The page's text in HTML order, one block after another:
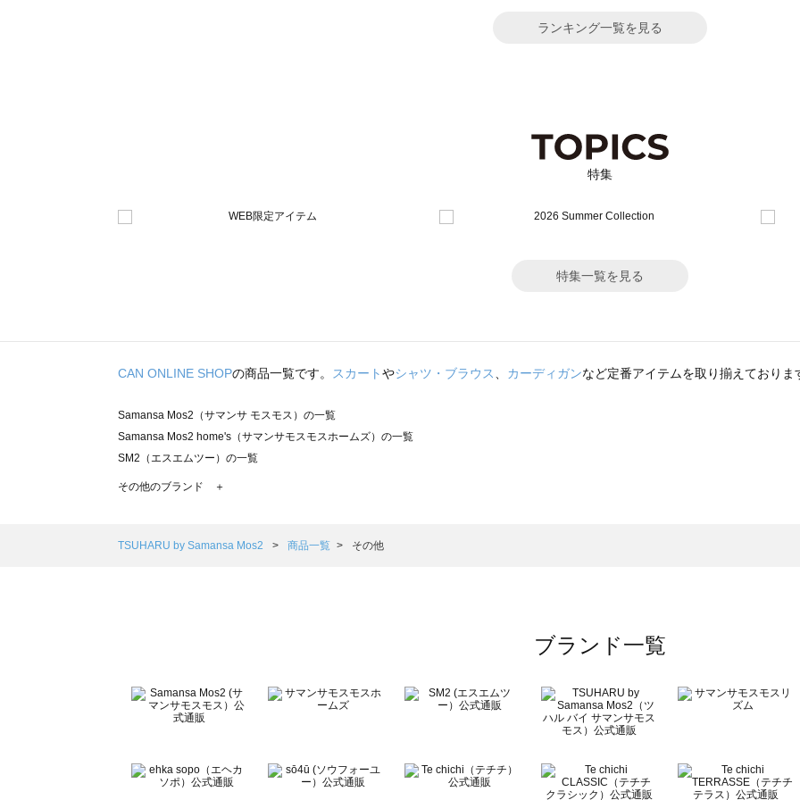
ランキング一覧を見る
特集
特集一覧を見る
CAN ONLINE SHOPの商品一覧です。 スカートやシャツ・ブラウス、 カーディガンなど定番アイテムを取り揃えておりま
Samansa Mos2（サマンサ モスモス）の一覧
Samansa Mos2 home's（サマンサモスモスホームズ）の一覧
SM2（エスエムツー）の一覧
TSUHARU by Samansa Mos2（ツハルバイサマンサモスモス）の一覧
Samansa Mos2 Lagom（サマンサモスモス ラーゴム）の一覧
BETTY'S BLUE（べティーズブルー）の一覧
Wpc.（ワールドパーティー）の一覧
その他のブランド ＋
TSUHARU by Samansa Mos2 商品一覧 その他
ブランド一覧